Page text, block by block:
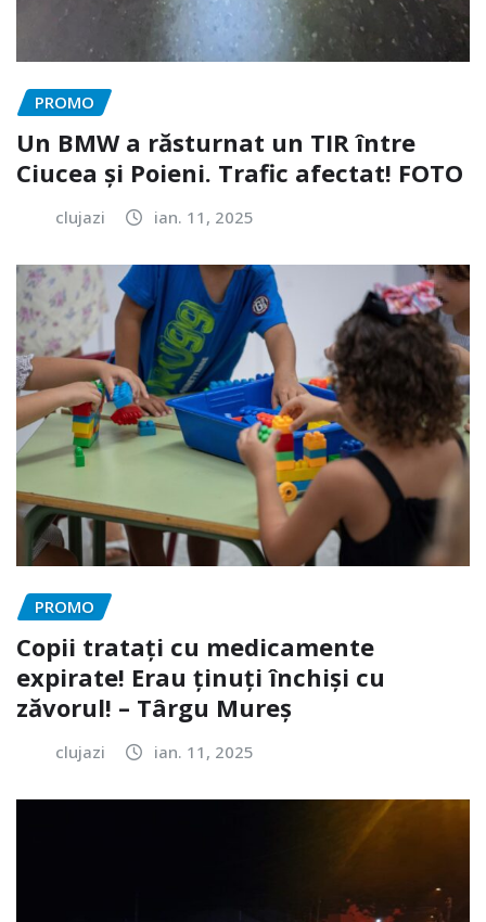
PROMO
Un BMW a răsturnat un TIR între
Ciucea și Poieni. Trafic afectat! FOTO
clujazi ian. 11, 2025
PROMO
Copii tratați cu medicamente
expirate! Erau ținuți închiși cu
zăvorul! – Târgu Mureș
clujazi ian. 11, 2025